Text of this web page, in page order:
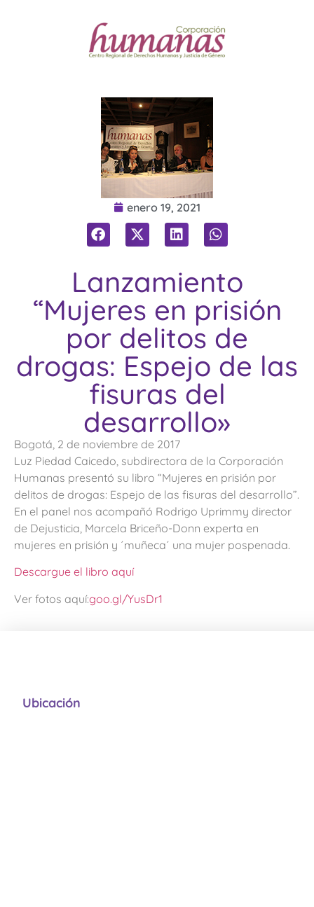
Lanzamiento
“Mujeres en prisión
por delitos de
drogas: Espejo de las
fisuras del
desarrollo»
Bogotá, 2 de noviembre de 2017
Luz Piedad Caicedo, subdirectora de la Corporación
Humanas presentó su libro “Mujeres en prisión por
delitos de drogas: Espejo de las fisuras del desarrollo”.
En el panel nos acompañó Rodrigo Uprimmy director
de Dejusticia, Marcela Briceño-Donn experta en
mujeres en prisión y ´muñeca´ una mujer pospenada.
Descargue el libro aquí
Ver fotos aquí:goo.gl/YusDr1
enero 19, 2021
Ubicación